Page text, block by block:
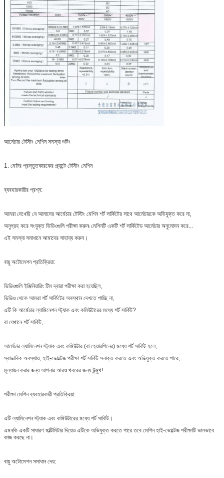
পরে, আমাকে কি মেশিনটি পুনরায় সেটআপ করতে হবে?
করতে পারেন
মেশিনে কি নেট সংযোগ আছে? এটির সাহায্যে আমরা আমাদের সার্ভারে
পরীক্ষার ডেটা সংরক্ষণ করতে পারি, দূরবর্তী অ্যাক্সেস করতে পারি।
হ্যাঁ, মেশিনে এই ফাংশন থাকতে পারে
মেশিনে কাজের নির্দেশনা যোগ করা কি সম্ভব? পিডিএফ ফাইল বা অনুরূপ হ্যাঁ
হ্যাঁ, আপনার নিজের দ্বারা একটি প্রিন্টার
প্রয়োজন
আমরা কোন পরীক্ষা করতে চাই তা বেছে নেওয়ার কি আমাদের সম্ভাবনা
আর্মেটু অ্যানাইলসারের কি একটি কমিউনিকেশন পোর্ট আছে যা একটি
ফাইবার লেজার প্রিন্টিং মেশিনের সাথে সংযোগ করতে এবং অংশে প্রিন্ট
আর্মেচার টেস্টিং মেশিন সমস্যা শুটিং
1. মোটর প্রস্তুতকারকের প্ল্যান্টে টেস্টিং মেশিন
ব্যবহারকারীর প্রশ্ন:
আমরা দেখেছি যে আমাদের আর্মেচার টেস্টিং মেশিন শর্ট সার্কিটের সাথে আর্মেচারকে অভিযুক্ত করে না,
অনুগ্রহ করে সংযুক্ত ভিডিওগুলি পরীক্ষা করুন৷ মেশিনটি একটি শর্ট সার্কিটেড আর্মেচার অনুমোদন করে...
এই সমস্যা সমাধানে আমাদের সাহায্য করুন।
বায়ু অটোমেশন প্রতিক্রিয়া:
ভিডিওগুলি ইঞ্জিনিয়ারিং টিম দ্বারা পরীক্ষা করা হয়েছিল,
ভিডিও থেকে আমরা শর্ট সার্কিটের অবস্থান দেখতে পাচ্ছি না,
এটি কি আর্মেচার ল্যামিনেশন স্ট্যাক এবং কমিউটারের মধ্যে শর্ট সার্কিট?
বা যেখানে শর্ট সার্কিট,
আর্মেচার ল্যামিনেশন স্ট্যাক এবং কমিউটার (বা হেয়ারপিনের) মধ্যে শর্ট সার্কিট হলে,
স্বাভাবিক অবস্থায়, হাই-ভোল্টেজ পরীক্ষা শর্ট সার্কিট সনাক্ত করতে এবং অভিযুক্ত করতে পারে,
মূল্যায়ন করার জন্য আপনার আরও খবরের জন্য উন্মুখ!
পরীক্ষা মেশিন ব্যবহারকারী প্রতিক্রিয়া:
এটি ল্যামিনেশন স্ট্যাক এবং কমিউটারের মধ্যে শর্ট সার্কিট।
এমনকি একটি সাধারণ মাল্টিমিটার দিয়েও এটিকে অভিযুক্ত করতে পারে তবে মেশিন হাই-ভোল্টেজ পরীক্ষাটি ভালভাবে
কাজ করছে না।
বায়ু অটোমেশন সমাধান দেয়: